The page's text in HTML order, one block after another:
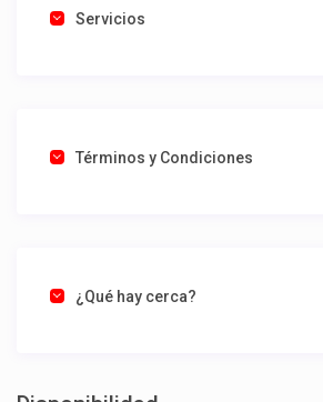
Servicios
Términos y Condiciones
¿Qué hay cerca?